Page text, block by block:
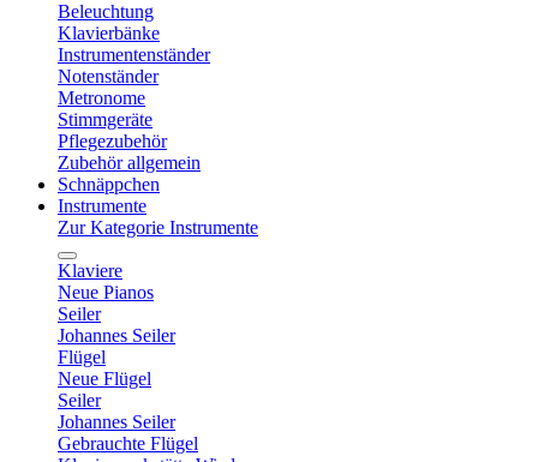
Beleuchtung
Klavierbänke
Instrumentenständer
Notenständer
Metronome
Stimmgeräte
Pflegezubehör
Zubehör allgemein
Schnäppchen
Instrumente
Zur Kategorie Instrumente
Klaviere
Neue Pianos
Seiler
Johannes Seiler
Flügel
Neue Flügel
Seiler
Johannes Seiler
Gebrauchte Flügel